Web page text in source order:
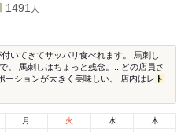
1491 人
いてきてサッパリ食べれます。 馬刺し
。 馬刺しはちょっと残念。...どの店員さ
ーションが大きく美味しい。 店内はレ ト
月 火 水 木